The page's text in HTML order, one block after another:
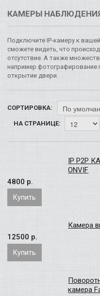
КАМЕРЫ
Подключите IP-камеру к
сможете видеть, что
отсутствие. А также
например фотографирование
открытии двери.
СОРТИРОВКА:
НА СТРАНИЦЕ:
IP P2P
ONVIF
4800 p.
Купить
Камера
12500 p.
Купить
камера